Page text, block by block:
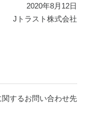
2020年8月12日
Jトラスト株式会社
関するお問い合わせ先